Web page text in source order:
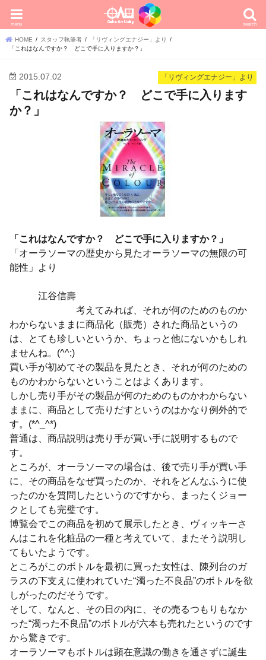
search
menu
HOME スタッフ執筆者
「リヴィングエナジー」より
「これはなんですか？ どこで手に入りますか？」
「リヴィングエナジー」より
2015.07.02
「これはなんですか？ どこで手に入ります
か？」
「これはなんですか？ どこで手に入りますか？」
「オーラソーマの歴史から見たオーラソーマの無限の可
能性」より
江谷信壽
考えてみれば、それが何のためのものか
わからないままに商品化（販売）された商品というの
は、とても珍しいというか、ちょっと他にないかもしれ
ませんね。(^^;)
買い手が初めてその製品を見たとき、それが何のための
ものかわからないということはよくあります。
しかし売り手がその製品が何のためのものかわからない
ままに、商品として売りだすというのはかなり例外的で
す。(*^_^*)
普通は、商品説明は売り手が買い手に説明するもので
す。
ところが、オーラソーマの場合は、後で売り手が買い手
に、その商品をなぜ買ったのか、それをどんなふうに使
ったのかを質問したというのですから、まったくジョー
クとしても完璧です。
博覧会でこの商品を初めて展示したとき、ヴィッキーさ
んはこれを化粧品の一種と考えていて、またそう説明し
てもいたようです。
ところがこのボトルを最初に買った女性は、陳列台のガ
ラスの下支えに使われていた“濁った不良品”のボトルを欲
しがったのだそうです。
そして、なんと、その日の内に、その売るつもりもなか
った“濁った不良品”のボトルが六本も売れたというのです
から驚きです。
オーラソーマもボトルは顕在意識の働きを通さずに誕生